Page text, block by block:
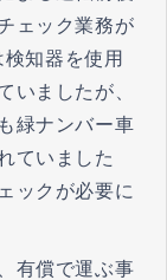
ェック業務が
知器を使用
いましたが、
緑ナンバー車
ていました
ックが必要に
有償で運ぶ事